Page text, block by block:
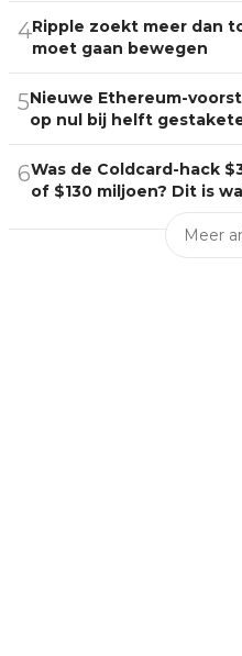
4Ripple zoekt meer dan
moet gaan bewegen
5Nieuwe Ethereum-
op nul bij helft
6Was de Coldcard-hack
of $130 miljoen? Dit is
Meer